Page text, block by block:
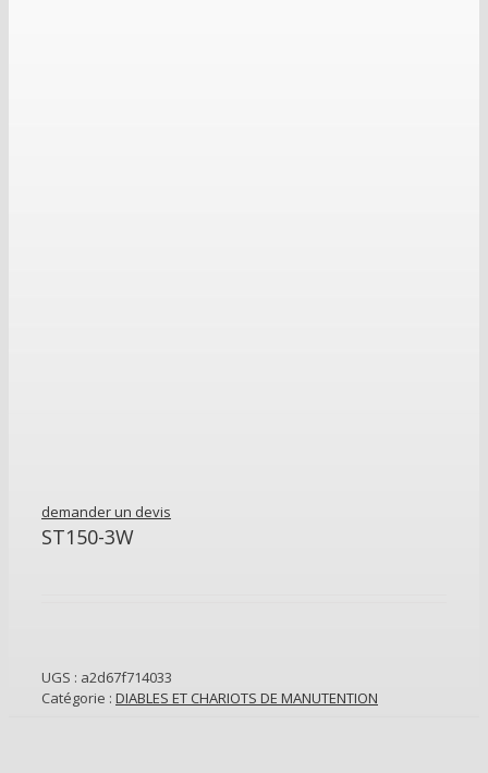
demander un devis
ST150-3W
UGS : a2d67f714033
Catégorie : DIABLES ET CHARIOTS DE MANUTENTION